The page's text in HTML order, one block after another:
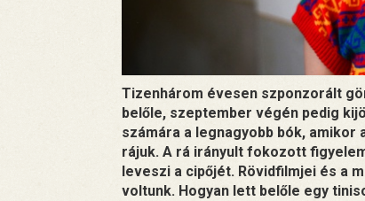
Tizenhárom évesen szponzorált
belőle, szeptember végén pedig
számára a legnagyobb bók,
rájuk. A rá irányult fokozott
leveszi a cipőjét. Rövidfilmjei és a
voltunk. Hogyan lett belőle egy